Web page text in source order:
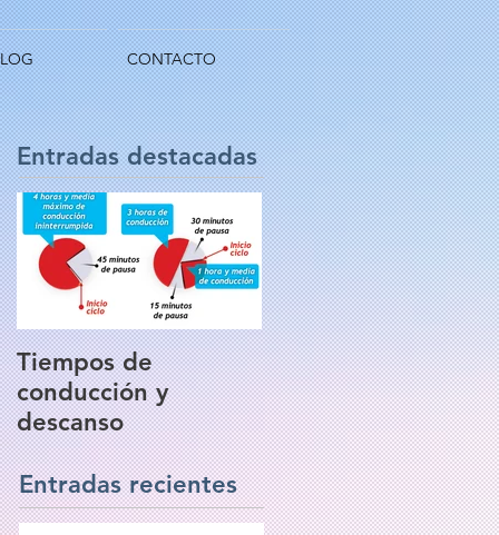
CONTACTO
Entradas destacadas
Tiempos de
conducción y
descanso
Entradas recientes